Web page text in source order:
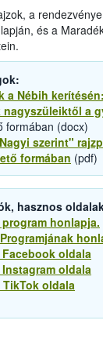
a
és a
a Nébih
a
formában (docx)
szerint"
formában (pdf)
hasznos
honlapja.
oldala
oldala
TikTok oldala